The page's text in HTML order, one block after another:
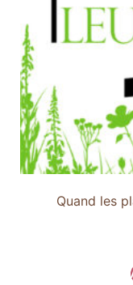
Quand les